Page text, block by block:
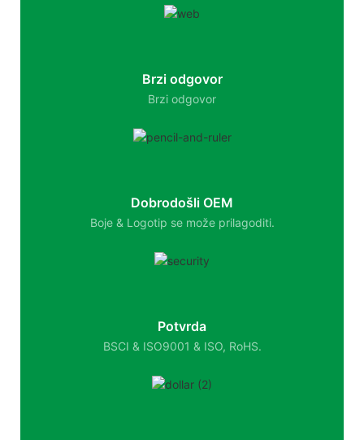
Brzi odgovor
Brzi odgovor
Dobrodošli OEM
Boje & Logotip se može prilagoditi.
Potvrda
BSCI & ISO9001 & ISO, RoHS.